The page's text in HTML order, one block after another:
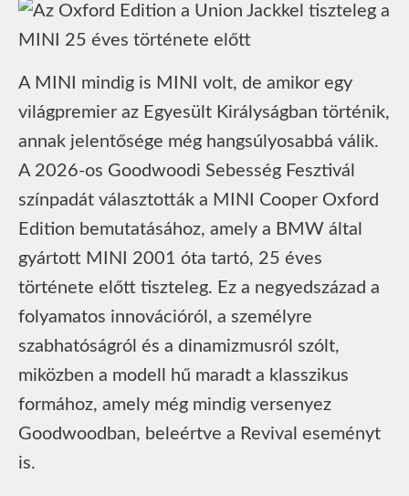
A MINI mindig is MINI volt, de amikor egy
világpremier az Egyesült Királyságban történik,
annak jelentősége még hangsúlyosabbá válik.
A 2026-os Goodwoodi Sebesség Fesztivál
színpadát választották a MINI Cooper Oxford
Edition bemutatásához, amely a BMW által
gyártott MINI 2001 óta tartó, 25 éves
története előtt tiszteleg. Ez a negyedszázad a
folyamatos innovációról, a személyre
szabhatóságról és a dinamizmusról szólt,
miközben a modell hű maradt a klasszikus
formához, amely még mindig versenyez
Goodwoodban, beleértve a Revival eseményt
is.